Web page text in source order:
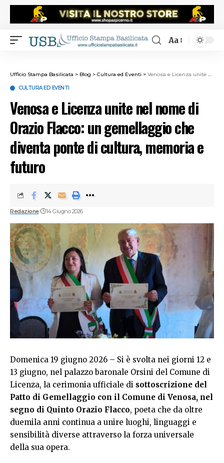
Aa
Ufficio Stampa Basilicata > Blog > Cultura ed Eventi > Venosa e Licenza unite nel nome di Orazio Flacco: un gemellaggio che diventa ponte di cultura, memoria e futuro
CULTURA ED EVENTI
Venosa e Licenza unite nel nome di
Orazio Flacco: un gemellaggio che
diventa ponte di cultura, memoria e
futuro
Redazione 14 Giugno 2026
Domenica 19 giugno 2026 – Si è svolta nei giorni 12 e
13 giugno, nel palazzo baronale Orsini del Comune di
Licenza, la cerimonia ufficiale di sottoscrizione del
Patto di Gemellaggio con il Comune di Venosa, nel
segno di Quinto Orazio Flacco, poeta che da oltre
duemila anni continua a unire luoghi, linguaggi e
sensibilità diverse attraverso la forza universale
della sua opera.